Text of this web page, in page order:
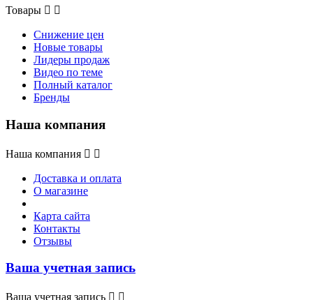
Товары  
Снижение цен
Новые товары
Лидеры продаж
Видео по теме
Полный каталог
Бренды
Наша компания
Наша компания  
Доставка и оплата
О магазине
Карта сайта
Контакты
Отзывы
Ваша учетная запись
Ваша учетная запись  